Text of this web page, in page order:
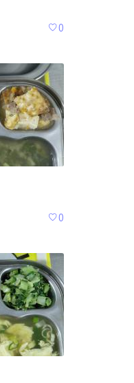
0
0